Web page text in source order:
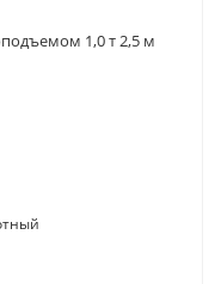
1,0 т 2,5 м